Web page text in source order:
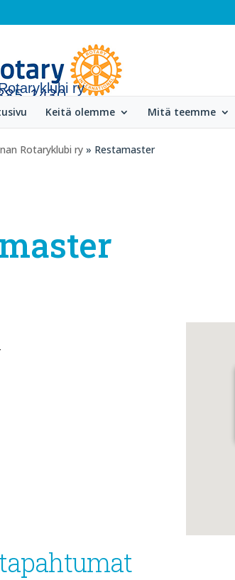
ry
Keitä olemme Mitä teemme
Rotaryklubi ry » Restamaster